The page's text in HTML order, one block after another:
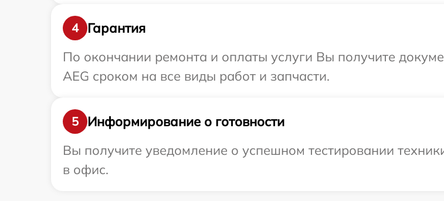
4
Гарантия
По окончании ремонта и оплаты услуги Вы получите
AEG сроком на все виды работ и запчасти.
5
Информирование о готовности
Вы получите уведомление о успешном тестировании
в офис.